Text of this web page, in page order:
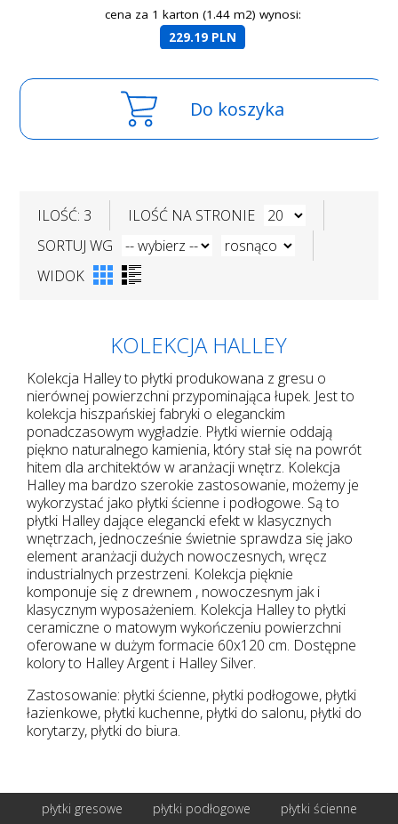
cena za 1 karton (1.44 m2) wynosi:
229.19 PLN
Do koszyka
ILOŚĆ: 3
ILOŚĆ NA STRONIE
SORTUJ WG
WIDOK
KOLEKCJA HALLEY
Kolekcja Halley to płytki produkowana z gresu o
nierównej powierzchni przypominająca łupek. Jest to
kolekcja hiszpańskiej fabryki o eleganckim
ponadczasowym wygładzie. Płytki wiernie oddają
piękno naturalnego kamienia, który stał się na powrót
hitem dla architektów w aranżacji wnętrz. Kolekcja
Halley ma bardzo szerokie zastosowanie, możemy je
wykorzystać jako płytki ścienne i podłogowe. Są to
płytki Halley dające elegancki efekt w klasycznych
wnętrzach, jednocześnie świetnie sprawdza się jako
element aranżacji dużych nowoczesnych, wręcz
industrialnych przestrzeni. Kolekcja pięknie
komponuje się z drewnem , nowoczesnym jak i
klasycznym wyposażeniem. Kolekcja Halley to płytki
ceramiczne o matowym wykończeniu powierzchni
oferowane w dużym formacie 60x120 cm. Dostępne
kolory to Halley Argent i Halley Silver.
Zastosowanie: płytki ścienne, płytki podłogowe, płytki
łazienkowe, płytki kuchenne, płytki do salonu, płytki do
korytarzy, płytki do biura.
płytki gresowe płytki podłogowe
płytki ścienne